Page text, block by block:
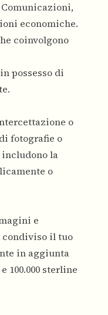
economiche.
coinvolgono
possesso di
o
fotografie o
la
o
e
condiviso il tuo
in aggiunta
100.000 sterline